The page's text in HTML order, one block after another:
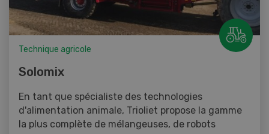
Technique agricole
Solomix
En tant que spécialiste des technologies
d'alimentation animale, Trioliet propose la gamme
la plus complète de mélangeuses, de robots